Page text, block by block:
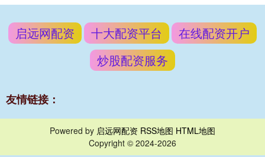
启远网配资 十大配资平台
在线配资开户
炒股配资服务
友情链接：
Powered by 启远网配资 RSS地图 HTML地图
Copyright © 2024-2026